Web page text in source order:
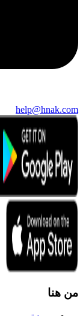
help@hnak.com
من هنا